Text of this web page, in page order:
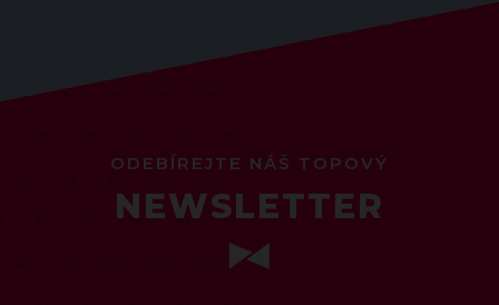
ODEBÍREJTE NÁŠ TOPOVÝ
NEWSLETTER